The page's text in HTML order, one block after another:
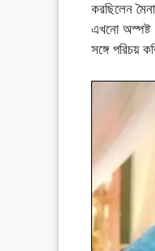
করছিলেন
এখনো অস্পষ্ট।
সঙ্গে পরিচয়